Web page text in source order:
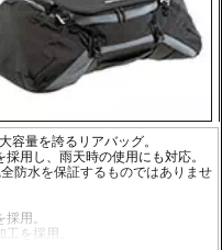
容量を誇るリアバッグ。
用し、雨天時の使用にも対応。
防水を保証するものではありませ
用。
を採用。